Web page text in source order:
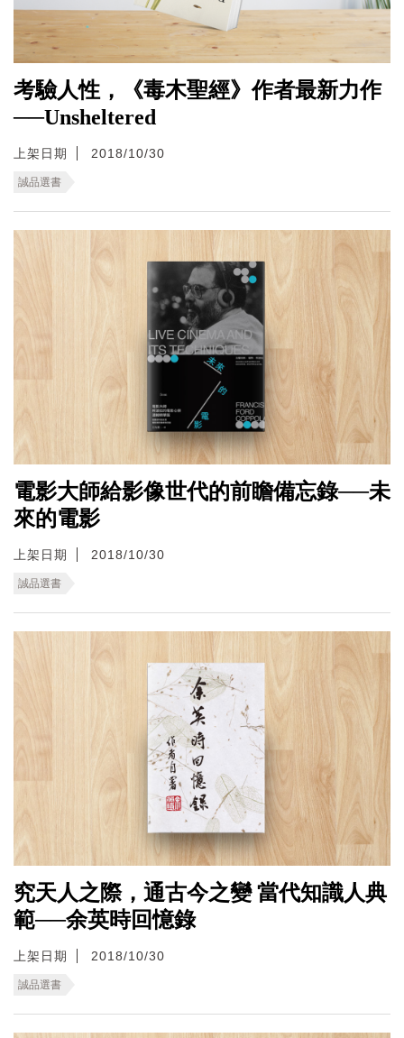
考驗人性，《毒木聖經》作者最新力作
──Unsheltered
上架日期 2018/10/30
誠品選書
電影大師給影像世代的前瞻備忘錄──未
來的電影
上架日期 2018/10/30
誠品選書
究天人之際，通古今之變 當代知識人典
範──余英時回憶錄
上架日期 2018/10/30
誠品選書